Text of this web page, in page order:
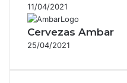
11/04/2021
Cervezas Ambar
25/04/2021